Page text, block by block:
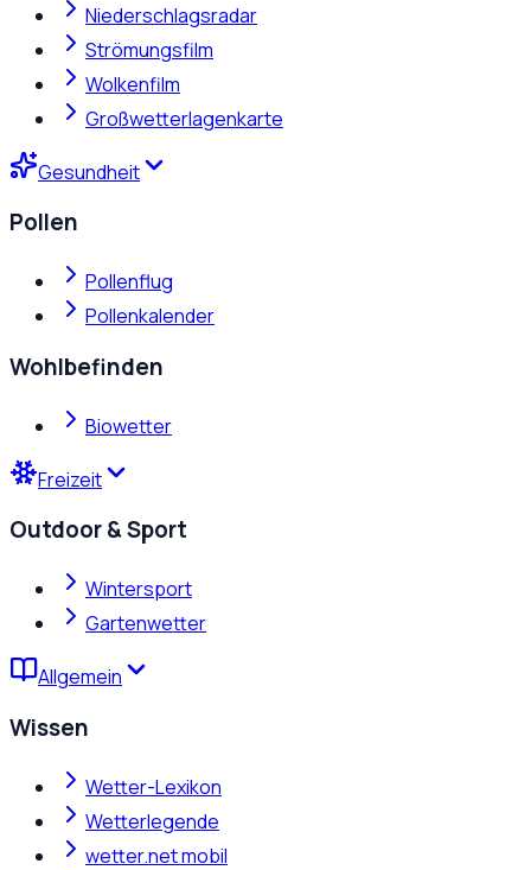
Niederschlagsradar
Strömungsfilm
Wolkenfilm
Großwetterlagenkarte
Gesundheit
Pollen
Pollenflug
Pollenkalender
Wohlbefinden
Biowetter
Freizeit
Outdoor & Sport
Wintersport
Gartenwetter
Allgemein
Wissen
Wetter-Lexikon
Wetterlegende
wetter.net mobil